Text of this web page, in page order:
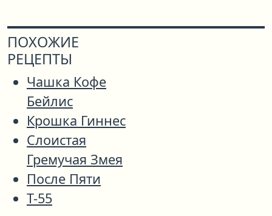
ПОХОЖИЕ
РЕЦЕПТЫ
Чашка Кофе
Бейлис
Крошка Гиннес
Слоистая
Гремучая Змея
После Пяти
Т-55